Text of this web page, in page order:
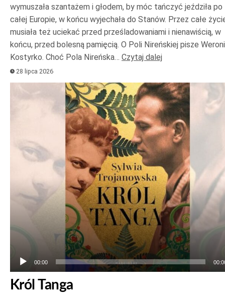
wymuszała szantażem i głodem, by móc tańczyć jeździła po
całej Europie, w końcu wyjechała do Stanów. Przez całe
musiała też uciekać przed prześladowaniami i nienawiścią, w
końcu, przed bolesną pamięcią. O Poli Nireńskiej pisze
Kostyrko. Choć Pola Nireńska… Czytaj dalej
28 lipca 2026
plików
dźwiękowych
00:00
Król Tanga